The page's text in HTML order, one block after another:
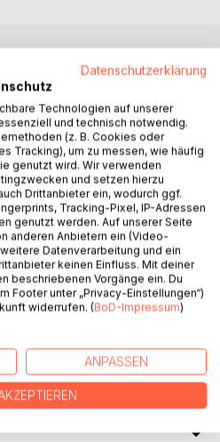
flüsterte ich. "Aber ich
Siegel endgültig zerstört sind
ist, wird Frieden herrschen
Winterstarre erwachen.
Königreich, und Eliza
kann, um das letzte Siegel
Magische Welt zu
mit einem ganz neuen Feind
zurück sein, um die zu
der Saga von
Datenschutzerklärung
Technologien auf unserer
und technisch notwendig.
(z. B. Cookies oder
Tracking), um zu messen, wie häufig
genutzt wird. Wir verwenden
und setzen hierzu
Drittanbieter ein, wodurch ggf.
Tracking-Pixel, IP-Adressen
genutzt werden. Auf unserer Seite
anderen Anbietern ein (Video-
Datenverarbeitung und ein
keinen Einfluss. Mit deiner
beschriebenen Vorgänge ein. Du
Footer unter „Privacy-Einstellungen“)
widerrufen. (BoD-Impressum)
ANPASSEN